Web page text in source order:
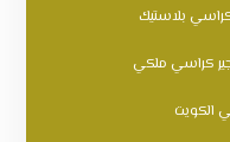
كراسي بلاستيك
كراسي ملكي
الكويت